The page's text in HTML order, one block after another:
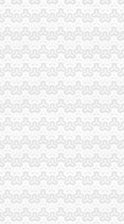
考核测评第一名
导工作
持主义新农村建议提出
行动取得阶段成效
公司企业评审工作提出四